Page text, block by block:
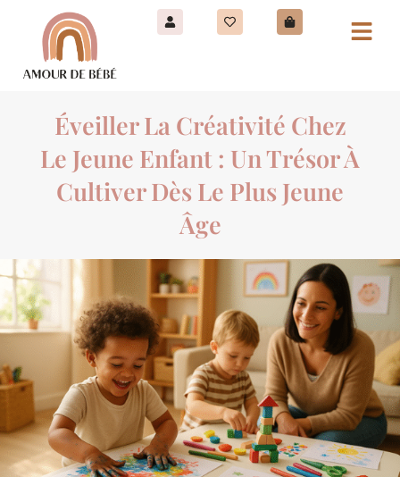
Éveiller La Créativité Chez
Le Jeune Enfant : Un Trésor À
Cultiver Dès Le Plus Jeune
Âge